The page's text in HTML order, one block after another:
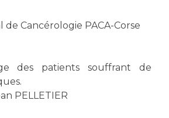
de Cancérologie PACA-Corse
des patients souffrant de
PELLETIER